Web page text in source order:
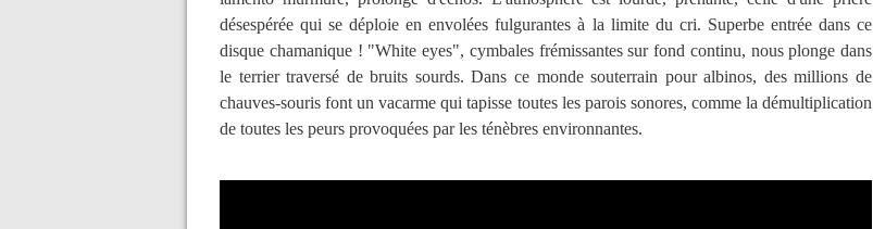
désespérée qui se déploie en envolées fulgurantes à la limite du cri. Superbe entrée dans ce
disque chamanique ! "White eyes", cymbales frémissantes sur fond continu, nous plonge dans
le terrier traversé de bruits sourds. Dans ce monde souterrain pour albinos, des millions de
chauves-souris font un vacarme qui tapisse toutes les parois sonores, comme la démultiplication
de toutes les peurs provoquées par les ténèbres environnantes.